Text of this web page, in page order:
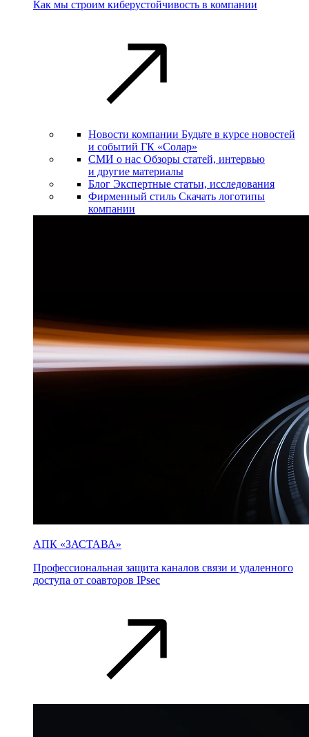
Как мы строим киберустойчивость в компании
Новости компании Будьте в курсе новостей
и событий ГК «Солар»
СМИ о нас Обзоры статей, интервью
и другие материалы
Блог Экспертные статьи, исследования
Фирменный стиль Скачать логотипы
компании
АПК «ЗАСТАВА»
Профессиональная защита каналов связи и удаленного
доступа от соавторов IPsec